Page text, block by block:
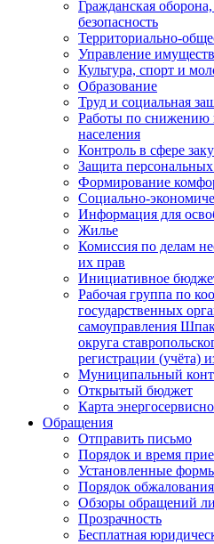
Гражданская
безопасность
Территориально-
Управление
Культура, спорт и
Образование
Труд и социальная
Работы по снижению
населения
Контроль в сфере
Защита
Формирование
Социально-
Информация для
Жилье
Комиссия по делам
их прав
Инициативное
Рабочая группа по
государственных
самоуправления
округа
регистрации (учёта)
Муниципальный
Открытый бюджет
Карта
Обращения
Отправить письмо
Порядок и время
Установленные
Порядок обжалования
Обзоры обращений
Прозрачность
Бесплатная